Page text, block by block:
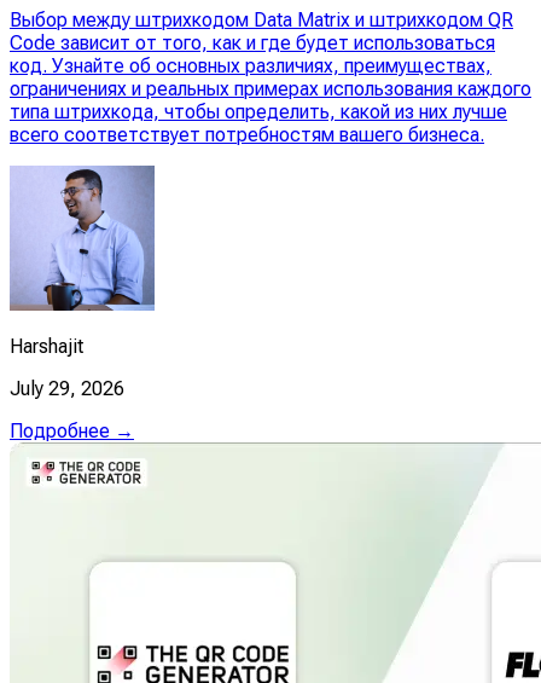
Выбор между штрихкодом Data Matrix и штрихкодом QR
Code зависит от того, как и где будет использоваться
код. Узнайте об основных различиях, преимуществах,
ограничениях и реальных примерах использования каждого
типа штрихкода, чтобы определить, какой из них лучше
всего соответствует потребностям вашего бизнеса.
Harshajit
July 29, 2026
Подробнее →